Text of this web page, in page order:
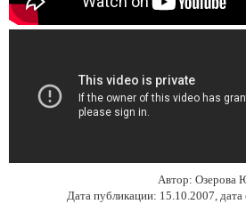
Автор: Озерова
Дата публикации: 15.10.2007,